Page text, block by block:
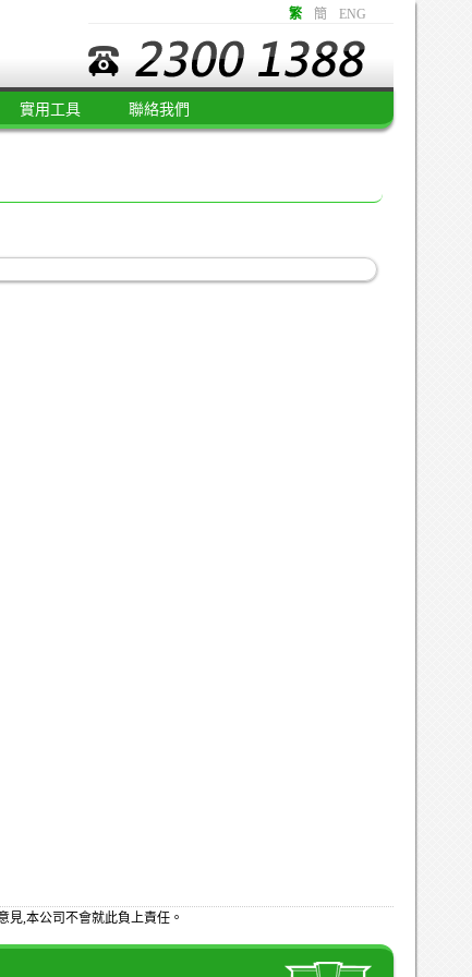
繁 簡 ENG
實用工具 聯絡我們
,本公司不會就此負上責任。